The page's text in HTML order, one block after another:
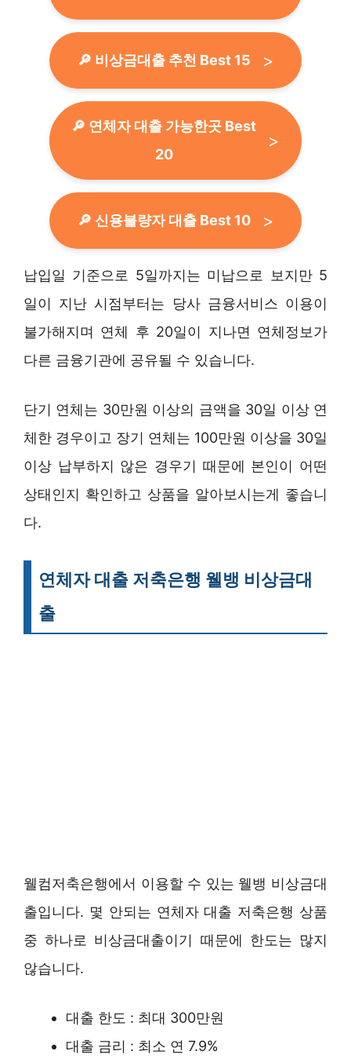
🔎 비상금대출 추천 Best 15
🔎 연체자 대출 가능한곳 Best
20
🔎 신용불량자 대출 Best 10
납입일 기준으로 5일까지는 미납으로 보지만 5
일이 지난 시점부터는 당사 금융서비스 이용이
불가해지며 연체 후 20일이 지나면 연체정보가
다른 금융기관에 공유될 수 있습니다.
단기 연체는 30만원 이상의 금액을 30일 이상 연
체한 경우이고 장기 연체는 100만원 이상을 30일
이상 납부하지 않은 경우기 때문에 본인이 어떤
상태인지 확인하고 상품을 알아보시는게 좋습니
다.
연체자 대출 저축은행 웰뱅 비상금대
출
웰컴저축은행에서 이용할 수 있는 웰뱅 비상금대
출입니다. 몇 안되는 연체자 대출 저축은행 상품
중 하나로 비상금대출이기 때문에 한도는 많지
않습니다.
대출 한도 : 최대 300만원
대출 금리 : 최소 연 7.9%